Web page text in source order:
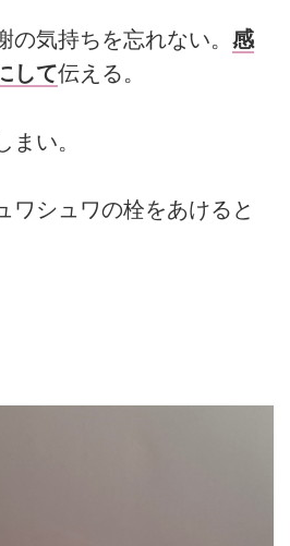
の気持ちを忘れない。 感
して伝える。
まい。
ワシュワの栓をあけると